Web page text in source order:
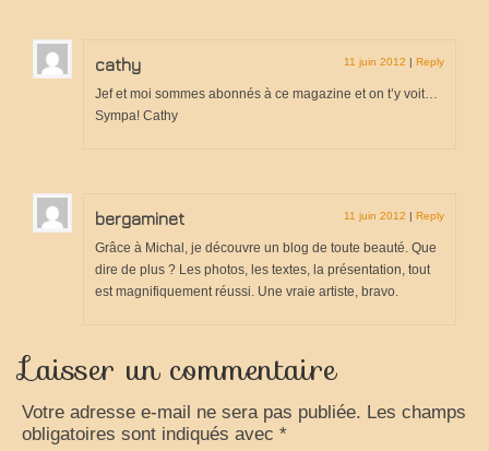
cathy 11 juin 2012 | Reply
Jef et moi sommes abonnés à ce magazine et on t’y voit…
Sympa! Cathy
bergaminet 11 juin 2012 | Reply
Grâce à Michal, je découvre un blog de toute beauté. Que
dire de plus ? Les photos, les textes, la présentation, tout
est magnifiquement réussi. Une vraie artiste, bravo.
Laisser un commentaire
Votre adresse e-mail ne sera pas publiée. Les champs
obligatoires sont indiqués avec *